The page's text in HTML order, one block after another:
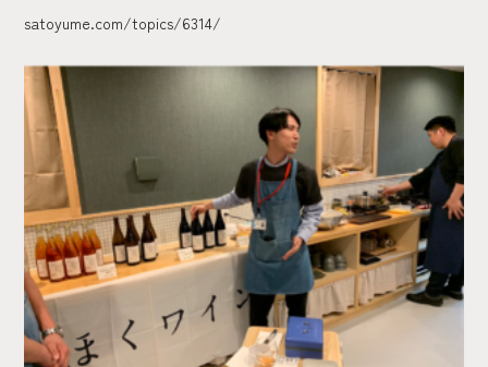
satoyume.com/topics/6314/